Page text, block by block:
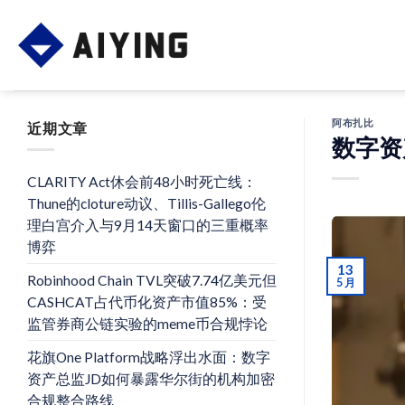
content
近期文章
CLARITY Act休会前48小时死亡线：
Thune的cloture动议、Tillis-Gallego伦
理白宫介入与9月14天窗口的三重概率
博弈
Robinhood Chain TVL突破7.74亿美元但
CASHCAT占代币化资产市值85%：受
监管券商公链实验的meme币合规悖论
花旗One Platform战略浮出水面：数字
资产总监JD如何暴露华尔街的机构加密
合规整合路线
阿布扎比
数字
13
5 月